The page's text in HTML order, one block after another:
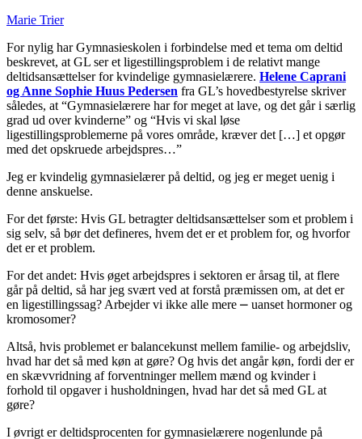
Marie Trier
For nylig har Gymnasieskolen i forbindelse med et tema om deltid
beskrevet, at GL ser et ligestillingsproblem i de relativt mange
deltidsansættelser for kvindelige gymnasielærere. Helene Caprani
og Anne Sophie Huus Pedersen fra GL’s hovedbestyrelse skriver
således, at “Gymnasielærere har for meget at lave, og det går i særlig
grad ud over kvinderne” og “Hvis vi skal løse
ligestillingsproblemerne på vores område, kræver det […] et opgør
med det opskruede arbejdspres…”
Jeg er kvindelig gymnasielærer på deltid, og jeg er meget uenig i
denne anskuelse.
For det første: Hvis GL betragter deltidsansættelser som et problem i
sig selv, så bør det defineres, hvem det er et problem for, og hvorfor
det er et problem.
For det andet: Hvis øget arbejdspres i sektoren er årsag til, at flere
går på deltid, så har jeg svært ved at forstå præmissen om, at det er
en ligestillingssag? Arbejder vi ikke alle mere ⎼ uanset hormoner og
kromosomer?
Altså, hvis problemet er balancekunst mellem familie- og arbejdsliv,
hvad har det så med køn at gøre? Og hvis det angår køn, fordi der er
en skævvridning af forventninger mellem mænd og kvinder i
forhold til opgaver i husholdningen, hvad har det så med GL at
gøre?
I øvrigt er deltidsprocenten for gymnasielærere nogenlunde på